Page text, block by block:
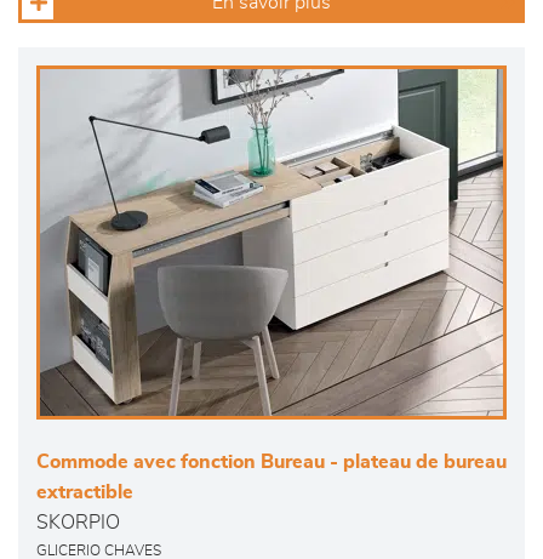
Commode avec fonction Bureau - plateau de bureau
extractible
SKORPIO
GLICERIO CHAVES